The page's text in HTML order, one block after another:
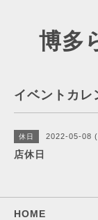
博多
イベントカレ
休日 2022-05-08
店休日
HOME